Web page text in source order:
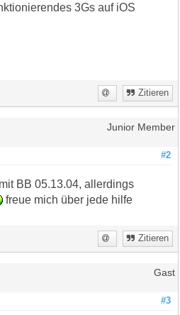
3Gs auf iOS
Zitieren
Junior Member
#2
BB 05.13.04, allerdings
freue mich über jede hilfe
Zitieren
Gast
#3